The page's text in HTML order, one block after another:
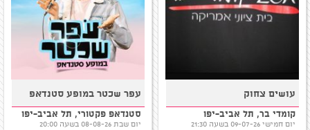
עושים צחוק
קומדי בר, תל אביב-יפו
יום חמישי 09-07-26 בשעה 21:30
עפר שכטר במופע סטנדאפ
סטנדאפ פקטורי, תל אביב-יפו
יום שבת 08-08-26 בשעה 20:00